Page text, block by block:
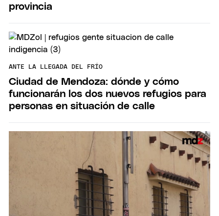
provincia
ANTE LA LLEGADA DEL FRÍO
Ciudad de Mendoza: dónde y cómo
funcionarán los dos nuevos refugios para
personas en situación de calle